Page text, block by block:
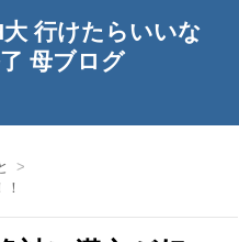
大 行けたらいいな
了 母ブログ